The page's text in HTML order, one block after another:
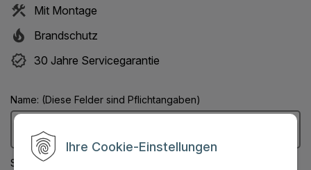
Ihre Cookie-Einstellungen
Mit Montage
Brandschutz
30 Jahre Servicegarantie
Name: (Diese Felder sind Pflichtangaben)
Stadt: (Diese Felder sind Pflichtangaben)